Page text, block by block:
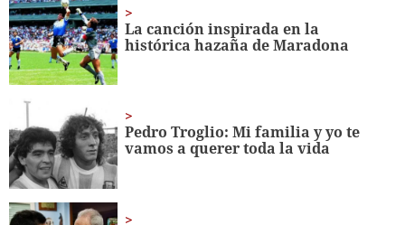
La canción inspirada en la
histórica hazaña de Maradona
Pedro Troglio: Mi familia y yo te
vamos a querer toda la vida